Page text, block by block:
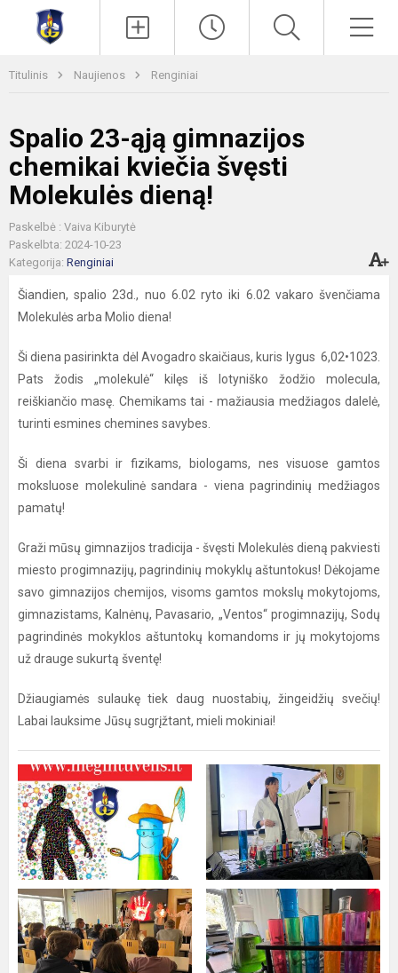
Titulinis Naujienos Renginiai
Spalio 23-ąją gimnazijos
chemikai kviečia švęsti
Molekulės dieną!
Paskelbė : Vaiva Kiburytė
Paskelbta: 2024-10-23
Kategorija: Renginiai
Šiandien, spalio 23d., nuo 6.02 ryto iki 6.02 vakaro švenčiama
Molekulės arba Molio diena!
Ši diena pasirinkta dėl Avogadro skaičiaus, kuris lygus 6,02•1023.
Pats žodis „molekulė“ kilęs iš lotyniško žodžio molecula,
reiškiančio masę. Chemikams tai - mažiausia medžiagos dalelė,
turinti esmines chemines savybes.
Ši diena svarbi ir fizikams, biologams, nes visuose gamtos
moksluose molekulinė sandara - viena pagrindinių medžiagos
pamatų!
Graži mūsų gimnazijos tradicija - švęsti Molekulės dieną pakviesti
miesto progimnazijų, pagrindinių mokyklų aštuntokus! Dėkojame
savo gimnazijos chemijos, visoms gamtos mokslų mokytojoms,
gimnazistams, Kalnėnų, Pavasario, „Ventos“ progimnazijų, Sodų
pagrindinės mokyklos aštuntokų komandoms ir jų mokytojoms
už drauge sukurtą šventę!
Džiaugiamės sulaukę tiek daug nuostabių, žingeidžių svečių!
Labai lauksime Jūsų sugrįžtant, mieli mokiniai!